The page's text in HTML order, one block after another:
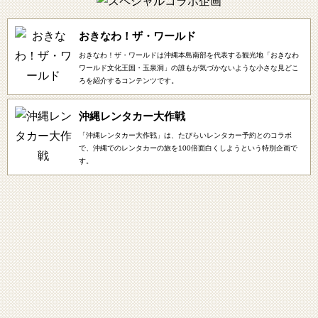
おきなわ！ザ・ワールド
おきなわ！ザ・ワールドは沖縄本島南部を代表する観光地「おきなわ
ワールド文化王国・玉泉洞」の誰もが気づかないような小さな見どこ
ろを紹介するコンテンツです。
沖縄レンタカー大作戦
「沖縄レンタカー大作戦」は、たびらいレンタカー予約とのコラボ
で、沖縄でのレンタカーの旅を100倍面白くしようという特別企画で
す。